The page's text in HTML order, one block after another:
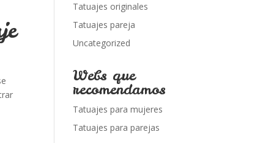
Tatuajes originales
Tatuajes pareja
Uncategorized
Webs que
recomendamos
Tatuajes para mujeres
Tatuajes para parejas